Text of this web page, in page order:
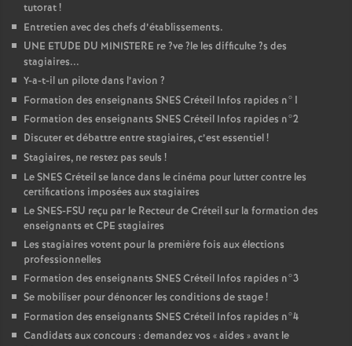
tutorat!
Entretien avec des chefs d’établissements.
UNE ETUDE DU MINISTERE re?ve?le les difficulte?s des
stagiaires...
Y-a-t-il un pilote dans l’avion ?
Formation des enseignants SNESCréteil Infos rapides n°1
Formation des enseignants SNESCréteil Infos rapides n°2
Discuter et débattre entre stagiaires, c’est essentiel!
Stagiaires, ne restez pas seuls !
LeSNESCréteil se lance dans le cinéma pour lutter contre les
certifications imposées aux stagiaires
LeSNES-FSU reçu par le Recteur de Créteil sur la formation des
enseignants etCPE stagiaires
Les stagiaires votent pour la première fois aux élections
professionnelles
Formation des enseignants SNESCréteil Infos rapides n°3
Se mobiliser pour dénoncer les conditions de stage!
Formation des enseignants SNESCréteil Infos rapides n°4
Candidats aux concours : demandez vos «aides » avant le